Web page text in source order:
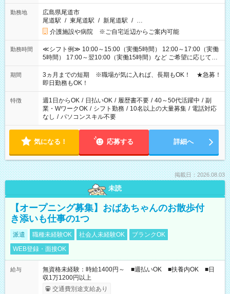
勤務地
広島県尾道市
尾道駅 / 東尾道駅 / 新尾道駅 / …
介護施設や病院 ※ご自宅近辺からご案内可能
勤務時間
≪シフト例≫ 10:00～15:00（実働5時間） 12:00～17:00（実働
5時間） 17:00～翌10:00（実働15時間）など ご希望に応じて、
働く時間は調整できます！ お気軽に担当へ相談ください！
期間
3ヵ月までの短期 ※職場が気に入れば、長期もOK！ ★急募！
即日勤務もOK！
特徴 週1日からOK / 日払いOK / 履歴書不要 / 40～50代活躍中 / 副
業・WワークOK / シフト勤務 / 10名以上の大量募集 / 電話対応
なし / パソコンスキル不要
気になる！ 応募する 詳細へ
掲載日：2026.08.03
未読
【オープニング募集】おばあちゃんのお散歩付
き添いも仕事の1つ
派遣 職種未経験OK 社会人未経験OK
ブランクOK
WEB登録・面接OK
給与
無資格未経験：時給1400円～ ■週払いOK ■扶養内OK ■日
収1万1200円以上
交通費別途支給あり